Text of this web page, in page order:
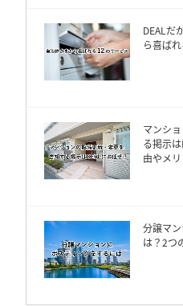
DEALだ
ら喜ば
マンシ
る掲示
由やメ
分譲マ
は？2つ